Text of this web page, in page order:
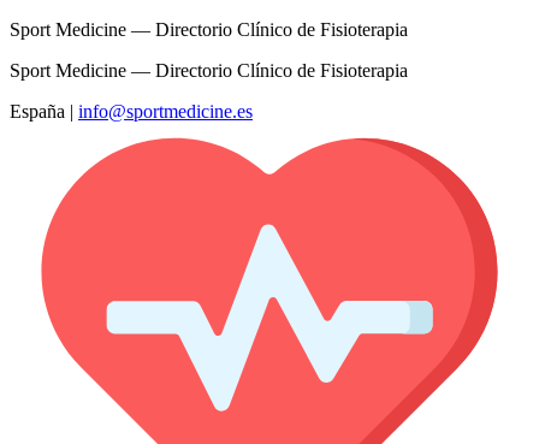
Sport Medicine — Directorio Clínico de Fisioterapia
Sport Medicine — Directorio Clínico de Fisioterapia
España | info@sportmedicine.es